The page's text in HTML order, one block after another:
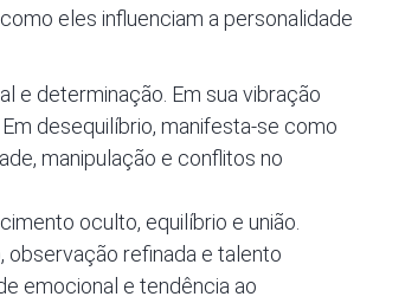
eles influenciam a personalidade
e determinação. Em sua vibração
desequilíbrio, manifesta-se como
manipulação e conflitos no
oculto, equilíbrio e união.
observação refinada e talento
emocional e tendência ao